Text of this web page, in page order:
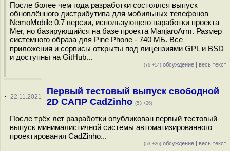
После более чем года разработки состоялся выпуск
обновлённого дистрибутива для мобильных телефонов
NemoMobile 0.7 версии, использующего наработки проекта
Mer, но базирующийся на базе проекта ManjaroArm. Размер
системного образа для Pine Phone - 740 МБ. Все
приложения и сервисы открыты под лицензиями GPL и BSD
и доступны на GitHub...
(76 +14) обсуждение | весь текст
· 22.11.2021
Первый тестовый выпуск свободной
2D САПР CadZinho (53 +26)
После трёх лет разработки опубликован первый тестовый
выпуск минималистичной системы автоматизированного
проектирования CadZinho...
(53 +26) обсуждение | весь текст